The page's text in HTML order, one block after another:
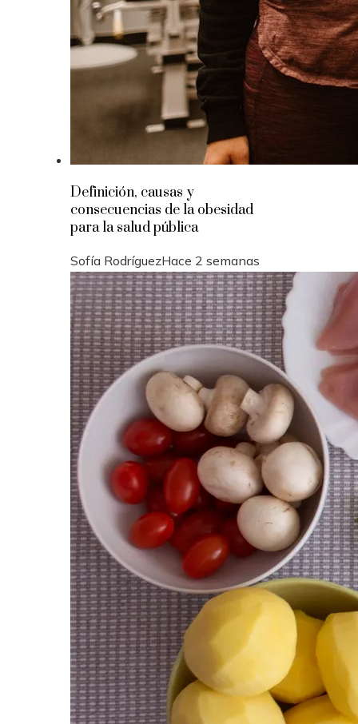
Definición, causas y
consecuencias de la obesidad
para la salud pública
Sofía RodríguezHace 2 semanas